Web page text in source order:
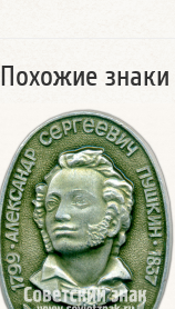
Похожие знаки